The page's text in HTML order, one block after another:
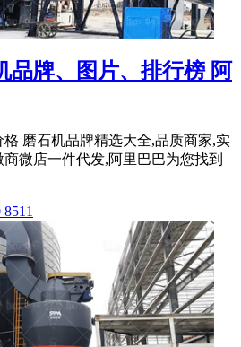
品牌、图片、排行榜 阿
磨石机品牌精选大全,品质商家,实
微店一件代发,阿里巴巴为您找到